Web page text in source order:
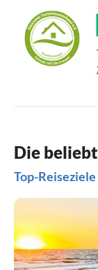
Die
Top-Reiseziele